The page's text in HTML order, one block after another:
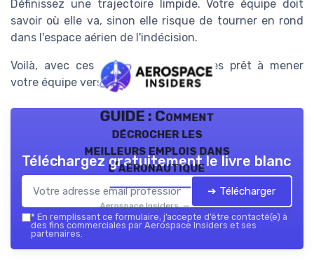
Définissez une trajectoire limpide. Votre équipe doit
savoir où elle va, sinon elle risque de tourner en rond
dans l'espace aérien de l'indécision.
Voilà, avec ces techniques, vous êtes prêt à mener
votre équipe vers les étoiles!
GUIDE : Comment
décrocher les
meilleurs emplois dans
l’aéronautique
Aerospace Insiders — 2026
Téléchargez gratuitement le livre blanc
➔ Télécharger
* En remplissant ce formulaire, j’accepte d’être contacté(e) à
des fins commerciales par Aerospace Insiders et ses
partenaires.